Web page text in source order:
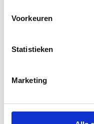
Voorkeuren
Statistieken
Marketing